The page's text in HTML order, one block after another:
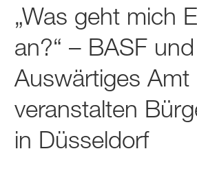
„Was geht mich
an?“ – BASF und
Auswärtiges Amt
veranstalten
in Düsseldorf